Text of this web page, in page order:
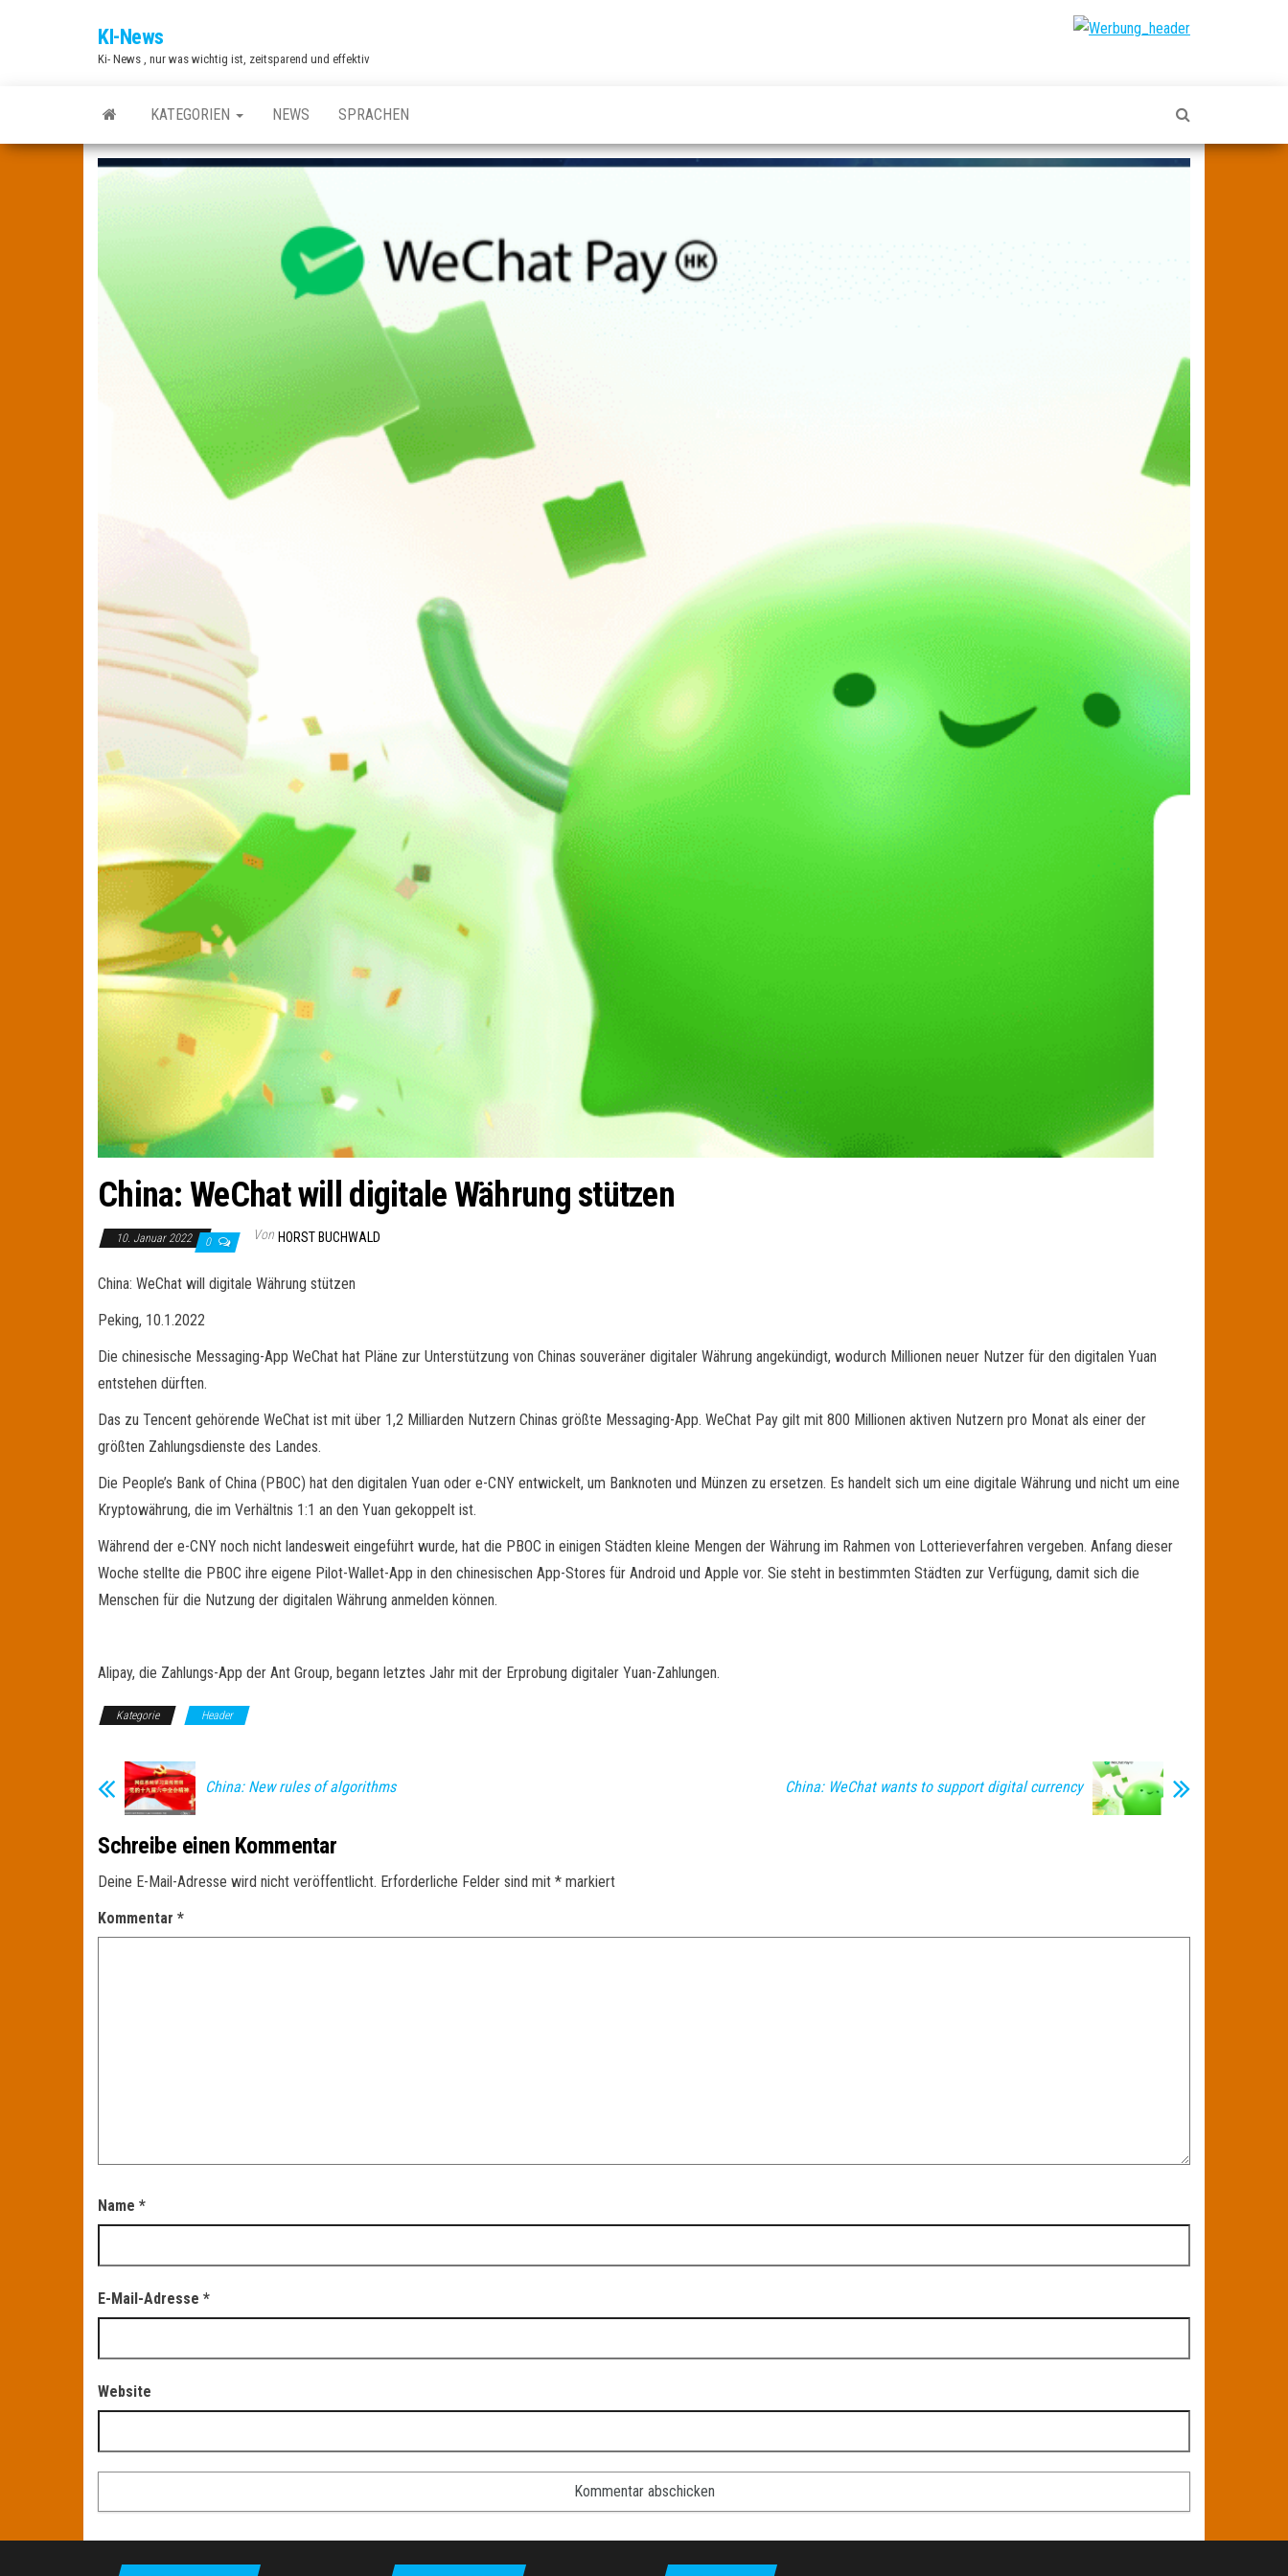
KI-News
Ki- News , nur was wichtig ist, zeitsparend und effektiv
KATEGORIEN NEWS SPRACHEN
China: WeChat will digitale Währung stützen
10. Januar 2022 0 Von HORST BUCHWALD
China: WeChat will digitale Währung stützen
Peking, 10.1.2022
Die chinesische Messaging-App WeChat hat Pläne zur Unterstützung von Chinas souveräner digitaler Währung angekündigt, wodurch Millionen neuer Nutzer für den digitalen Yuan
entstehen dürften.
Das zu Tencent gehörende WeChat ist mit über 1,2 Milliarden Nutzern Chinas größte Messaging-App. WeChat Pay gilt mit 800 Millionen aktiven Nutzern pro Monat als einer der
größten Zahlungsdienste des Landes.
Die People’s Bank of China (PBOC) hat den digitalen Yuan oder e-CNY entwickelt, um Banknoten und Münzen zu ersetzen. Es handelt sich um eine digitale Währung und nicht um eine
Kryptowährung, die im Verhältnis 1:1 an den Yuan gekoppelt ist.
Während der e-CNY noch nicht landesweit eingeführt wurde, hat die PBOC in einigen Städten kleine Mengen der Währung im Rahmen von Lotterieverfahren vergeben. Anfang dieser
Woche stellte die PBOC ihre eigene Pilot-Wallet-App in den chinesischen App-Stores für Android und Apple vor. Sie steht in bestimmten Städten zur Verfügung, damit sich die
Menschen für die Nutzung der digitalen Währung anmelden können.
Alipay, die Zahlungs-App der Ant Group, begann letztes Jahr mit der Erprobung digitaler Yuan-Zahlungen.
Kategorie Header
China: New rules of algorithms China: WeChat wants to support digital currency
Schreibe einen Kommentar
Deine E-Mail-Adresse wird nicht veröffentlicht. Erforderliche Felder sind mit * markiert
Kommentar *
Name *
E-Mail-Adresse *
Website